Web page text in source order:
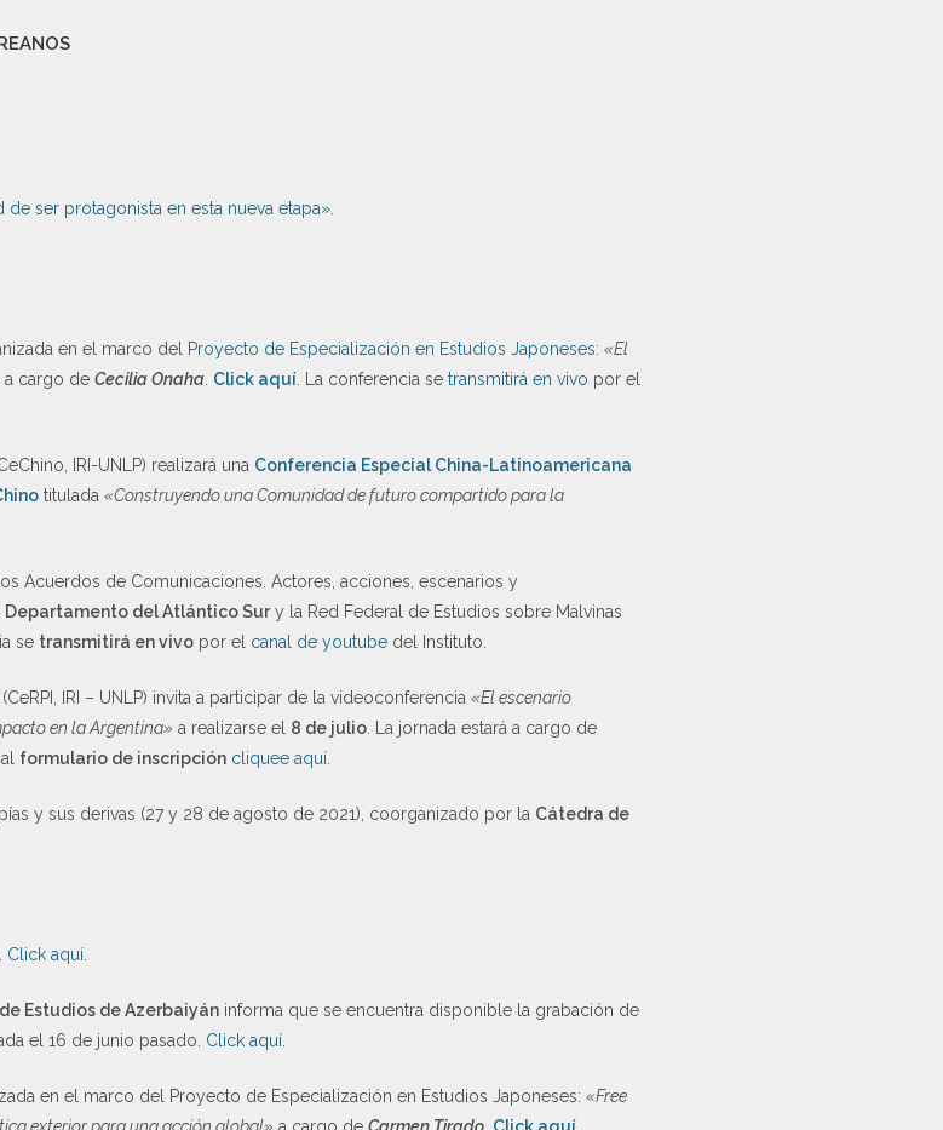
ser protagonista en esta nueva etapa».
en el marco del Proyecto de Especialización en Estudios Japoneses: «El
a cargo de Cecilia Onaha. Click aquí. La conferencia se transmitirá en vivo por el
IRI-UNLP) realizará una Conferencia Especial China-Latinoamericana
titulada «Construyendo una Comunidad de futuro compartido para la
Acuerdos de Comunicaciones. Actores, acciones, escenarios y
Departamento del Atlántico Sury la Red Federal de Estudios sobre Malvinas
se transmitirá en vivo por el canal de youtube del Instituto.
IRI – UNLP) invita a participar de la videoconferencia «El escenario
en la Argentina» a realizarse el 8 de julio. La jornada estará a cargo de
formulario de inscripción cliquee aquí.
y sus derivas (27 y 28 de agosto de 2021), coorganizado por la Cátedra de
. Click aquí.
Estudios de Azerbaiyán informa que se encuentra disponible la grabación de
el 16 de junio pasado. Click aquí.
en el marco del Proyecto de Especialización en Estudios Japoneses: «Free